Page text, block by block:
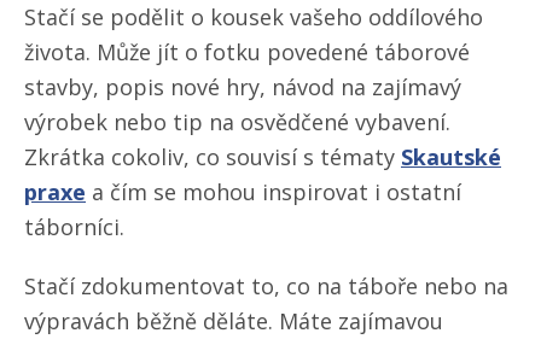
Stačí se podělit o kousek vašeho oddílového
života. Může jít o fotku povedené táborové
stavby, popis nové hry, návod na zajímavý
výrobek nebo tip na osvědčené vybavení.
Zkrátka cokoliv, co souvisí s tématy Skautské
praxe a čím se mohou inspirovat i ostatní
táborníci.
Stačí zdokumentovat to, co na táboře nebo na
výpravách běžně děláte. Máte zajímavou